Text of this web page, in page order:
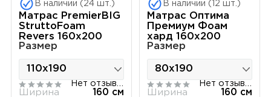
В наличии (24 шт.)
Матрас PremierBIG
StruttoFoam
Revers 160х200
Размер
Ширина
160 см
В наличии (12 шт.)
Матрас Оптима
Премиум Фоам
хард 160х200
Размер
Ширина
160 см